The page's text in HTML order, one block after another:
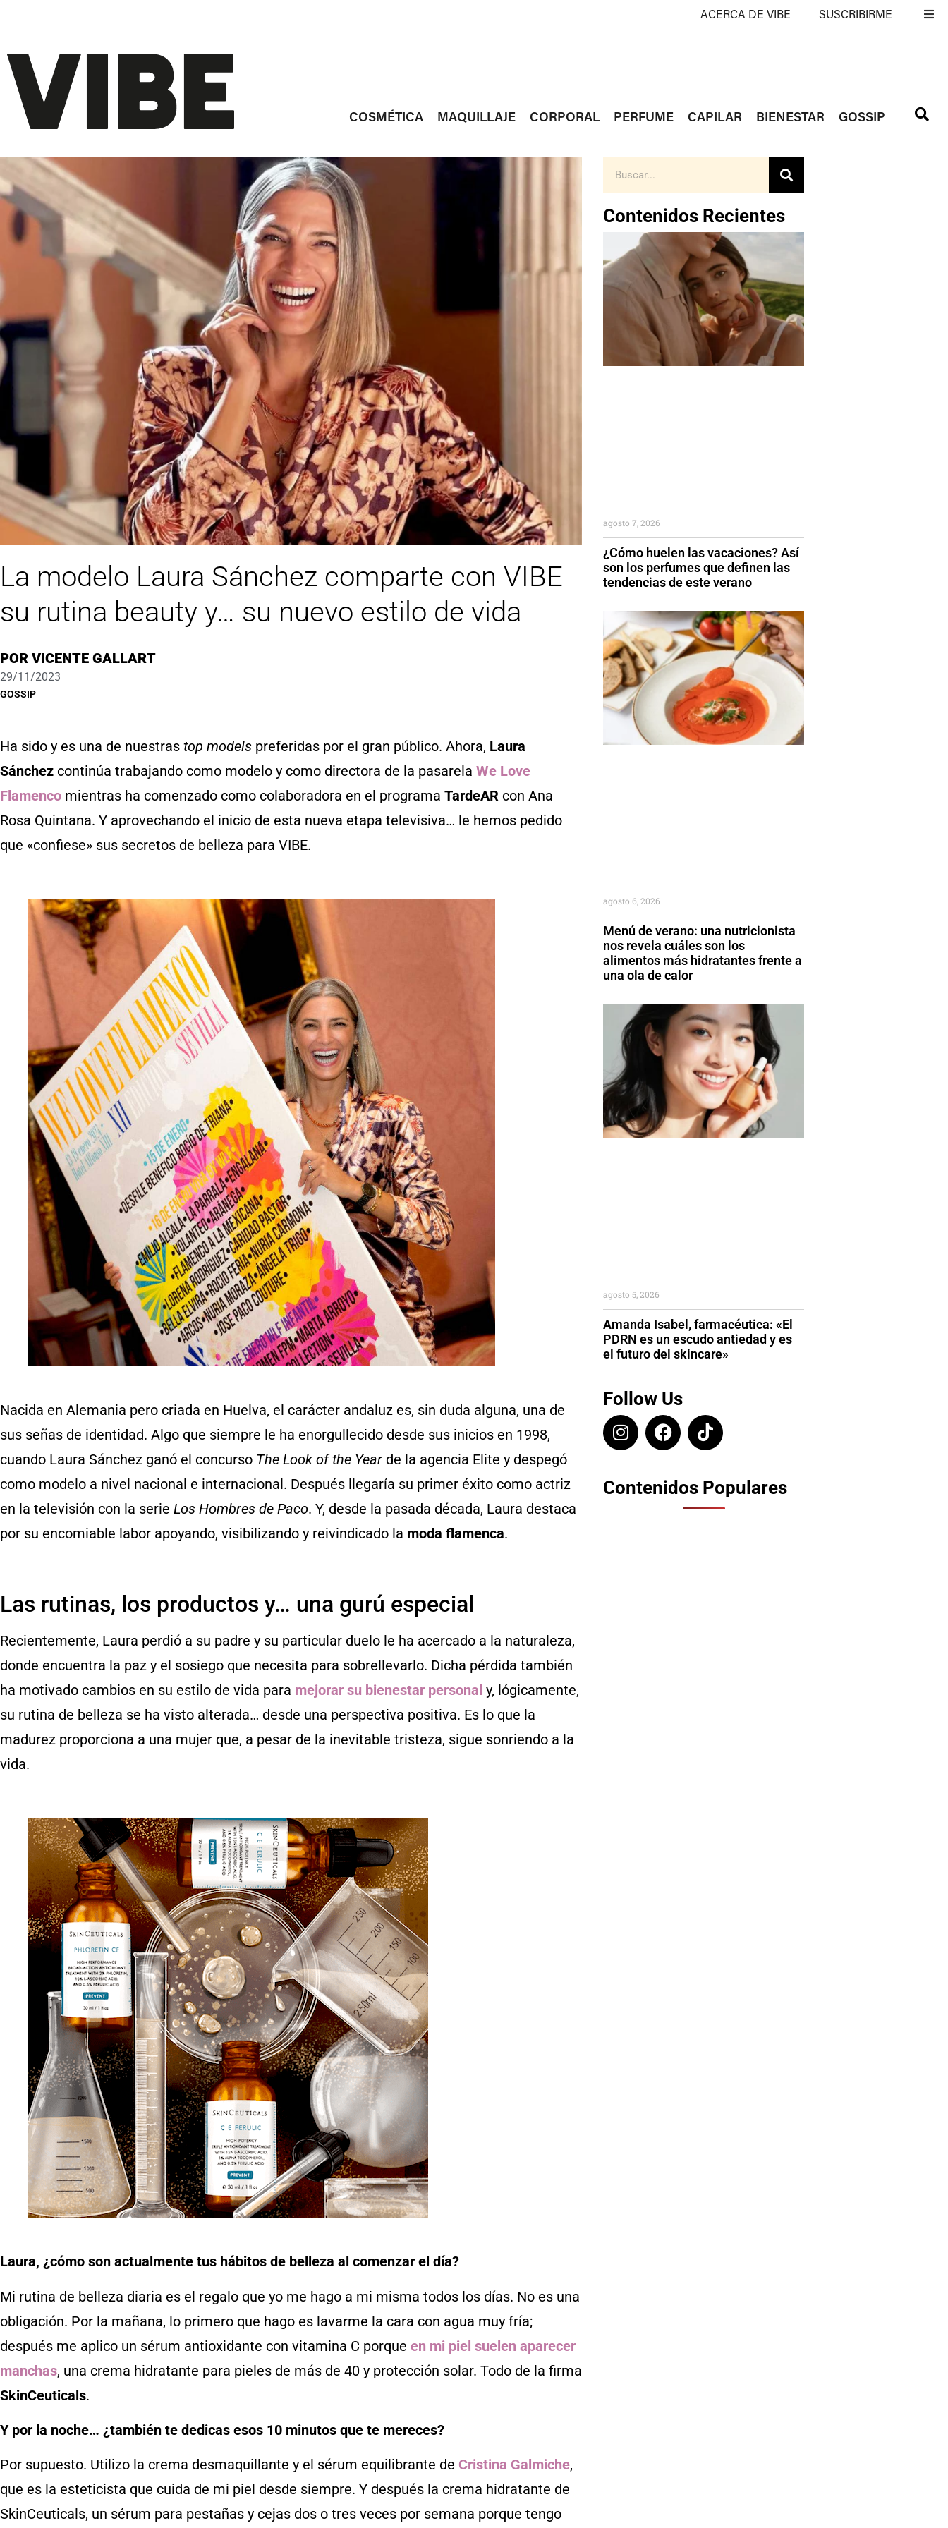
ACERCA DE VIBE SUSCRIBIRME
COSMÉTICA MAQUILLAJE CORPORAL PERFUME CAPILAR BIENESTAR GOSSIP
La modelo Laura Sánchez comparte con VIBE
su rutina beauty y… su nuevo estilo de vida
POR VICENTE GALLART
29/11/2023
GOSSIP
Ha sido y es una de nuestras top models preferidas por el gran público. Ahora, Laura
Sánchez continúa trabajando como modelo y como directora de la pasarela We Love
Flamenco mientras ha comenzado como colaboradora en el programa TardeAR con Ana
Rosa Quintana. Y aprovechando el inicio de esta nueva etapa televisiva… le hemos pedido
que «confiese» sus secretos de belleza para VIBE.
Nacida en Alemania pero criada en Huelva, el carácter andaluz es, sin duda alguna, una de
sus señas de identidad. Algo que siempre le ha enorgullecido desde sus inicios en 1998,
cuando Laura Sánchez ganó el concurso The Look of the Year de la agencia Elite y despegó
como modelo a nivel nacional e internacional. Después llegaría su primer éxito como actriz
en la televisión con la serie Los Hombres de Paco. Y, desde la pasada década, Laura destaca
por su encomiable labor apoyando, visibilizando y reivindicado la moda flamenca.
Las rutinas, los productos y… una gurú especial
Recientemente, Laura perdió a su padre y su particular duelo le ha acercado a la naturaleza,
donde encuentra la paz y el sosiego que necesita para sobrellevarlo. Dicha pérdida también
ha motivado cambios en su estilo de vida para mejorar su bienestar personal y, lógicamente,
su rutina de belleza se ha visto alterada… desde una perspectiva positiva. Es lo que la
madurez proporciona a una mujer que, a pesar de la inevitable tristeza, sigue sonriendo a la
vida.
Laura, ¿cómo son actualmente tus hábitos de belleza al comenzar el día?
Mi rutina de belleza diaria es el regalo que yo me hago a mi misma todos los días. No es una
obligación. Por la mañana, lo primero que hago es lavarme la cara con agua muy fría;
después me aplico un sérum antioxidante con vitamina C porque en mi piel suelen aparecer
manchas, una crema hidratante para pieles de más de 40 y protección solar. Todo de la firma
SkinCeuticals.
Y por la noche… ¿también te dedicas esos 10 minutos que te mereces?
Por supuesto. Utilizo la crema desmaquillante y el sérum equilibrante de Cristina Galmiche,
que es la esteticista que cuida de mi piel desde siempre. Y después la crema hidratante de
SkinCeuticals, un sérum para pestañas y cejas dos o tres veces por semana porque tengo
Contenidos Recientes
¿Cómo huelen las vacaciones? Así
son los perfumes que definen las
tendencias de este verano
agosto 7, 2026
Menú de verano: una nutricionista
nos revela cuáles son los
alimentos más hidratantes frente a
una ola de calor
agosto 6, 2026
Amanda Isabel, farmacéutica: «El
PDRN es un escudo antiedad y es
el futuro del skincare»
agosto 5, 2026
Follow Us
Contenidos Populares